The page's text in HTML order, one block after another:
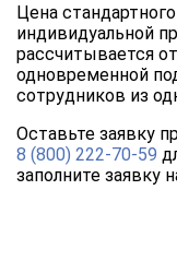
Цена
индивидуальной
рассчитывается
одновременной
сотрудников из
Оставьте заявку
8 (800) 222-70-59
заполните заявку